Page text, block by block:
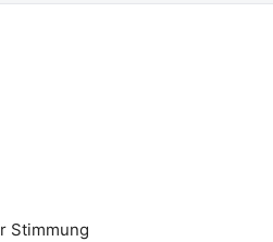
Stimmung